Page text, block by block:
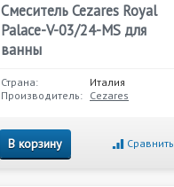
Смеситель Cezares Royal
Palace-V-03/24-MS для
ванны
Страна:
Италия
Производитель: Cezares
В корзину Сравнить